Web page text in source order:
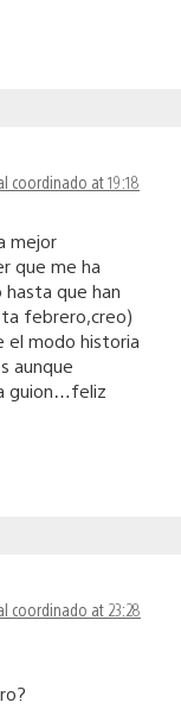
coordinado at 19:18
mejor
que me ha
que han
febrero,creo)
el modo historia
aunque
guion…feliz
coordinado at 23:28